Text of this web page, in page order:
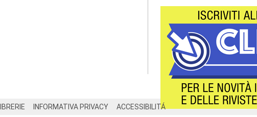
LIBRERIE INFORMATIVA PRIVACY ACCESSIBILITÁ